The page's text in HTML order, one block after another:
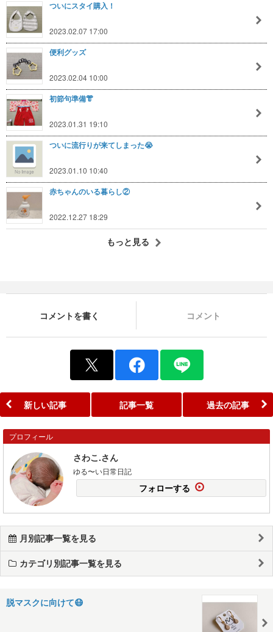
ついにスタイ購入！
2023.02.07 17:00
便利グッズ
2023.02.04 10:00
初節句準備👘
2023.01.31 19:10
ついに流行りが来てしまった😭
2023.01.10 10:40
赤ちゃんのいる暮らし②
2022.12.27 18:29
もっと見る
コメントを書く コメント
新しい記事 記事一覧 過去の記事
プロフィール
さわこ.さん
ゆる〜い日常日記
フォローする
月別記事一覧を見る
カテゴリ別記事一覧を見る
脱マスクに向けて😷